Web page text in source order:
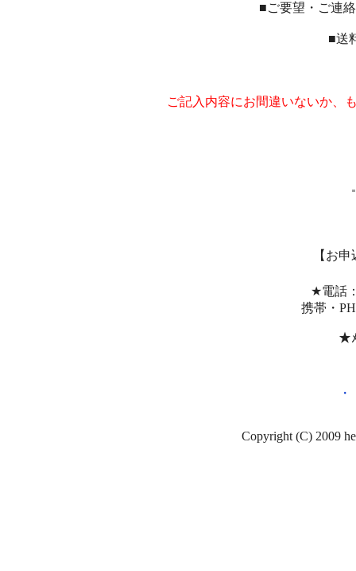
■ご要望・ご連
■送
ご記入内容にお間違いないか、
【お
★電話
携帯・
★
Copyright (C) 2009